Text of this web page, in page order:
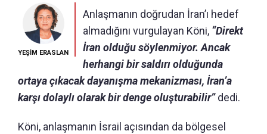
YEŞİM ERASLAN
Anlaşmanın doğrudan İran’ı hedef
almadığını vurgulayan Köni, “Direkt
İran olduğu söylenmiyor. Ancak
herhangi bir saldırı olduğunda
ortaya çıkacak dayanışma mekanizması, İran’a
karşı dolaylı olarak bir denge oluşturabilir”dedi.
Köni, anlaşmanın İsrail açısından da bölgesel